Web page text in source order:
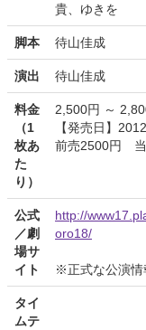
貴、ゆきを
脚本 待山佳成
演出 待山佳成
料金
（1
枚あ
た
り）
2,500円 ～
【発売日】
前売2500円 当
公式
／劇
場サ
イト
http://
oro18/
※正式な公演情
タイ
ムテ